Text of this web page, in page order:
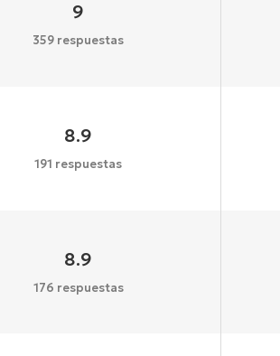
9
359 respuestas
8.9
191 respuestas
8.9
176 respuestas